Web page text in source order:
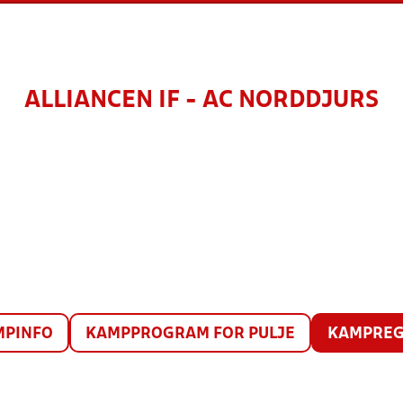
ALLIANCEN IF - AC NORDDJURS
KAMPPROGRAM FOR PULJE